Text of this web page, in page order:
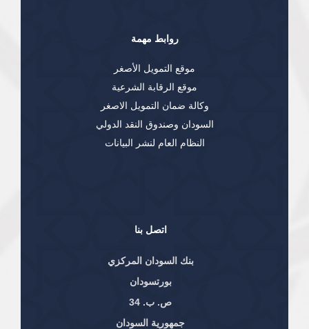
اتصل بنا
بنك السودان المركزي
بورتسودان
ص. ب. 34
جمهورية السودان
روابط مهمة
موقع التمويل الأصغر
موقع الرقابة الشرعية
وكالة ضمان التمويل الاصغر
السودان وصندوق النقد الدولي
النظام العام لنشر البيانات